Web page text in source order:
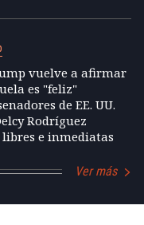
vuelve a afirmar
es "feliz"
de EE. UU.
Rodríguez
libres e inmediatas
Ver más